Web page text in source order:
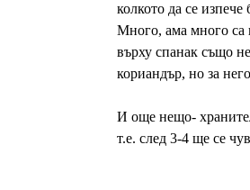
колкото да се
Много, ама много са
върху спанак също
кориандър, но за
И още нещо-
т.е. след 3-4 ще се